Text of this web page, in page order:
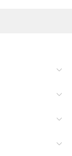
社にご
、当社
の取